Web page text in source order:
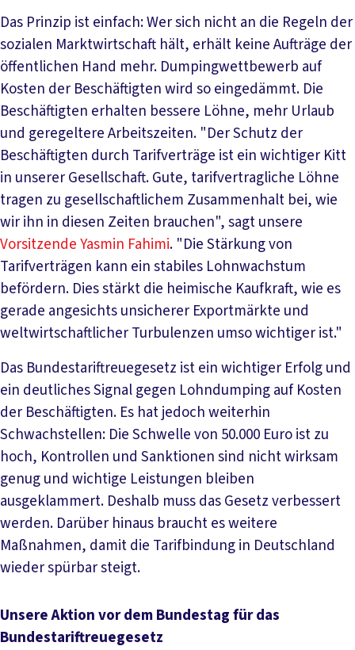
Das Prinzip ist einfach: Wer sich nicht an die Regeln der
sozialen Marktwirtschaft hält, erhält keine Aufträge der
öffentlichen Hand mehr. Dumpingwettbewerb auf
Kosten der Beschäftigten wird so eingedämmt. Die
Beschäftigten erhalten bessere Löhne, mehr Urlaub
und geregeltere Arbeitszeiten. "Der Schutz der
Beschäftigten durch Tarifverträge ist ein wichtiger Kitt
in unserer Gesellschaft. Gute, tarifvertragliche Löhne
tragen zu gesellschaftlichem Zusammenhalt bei, wie
wir ihn in diesen Zeiten brauchen", sagt unsere
Vorsitzende Yasmin Fahimi. "Die Stärkung von
Tarifverträgen kann ein stabiles Lohnwachstum
befördern. Dies stärkt die heimische Kaufkraft, wie es
gerade angesichts unsicherer Exportmärkte und
weltwirtschaftlicher Turbulenzen umso wichtiger ist."
Das Bundestariftreuegesetz ist ein wichtiger Erfolg und
ein deutliches Signal gegen Lohndumping auf Kosten
der Beschäftigten. Es hat jedoch weiterhin
Schwachstellen: Die Schwelle von 50.000 Euro ist zu
hoch, Kontrollen und Sanktionen sind nicht wirksam
genug und wichtige Leistungen bleiben
ausgeklammert. Deshalb muss das Gesetz verbessert
werden. Darüber hinaus braucht es weitere
Maßnahmen, damit die Tarifbindung in Deutschland
wieder spürbar steigt.
Unsere Aktion vor dem Bundestag für das
Bundestariftreuegesetz